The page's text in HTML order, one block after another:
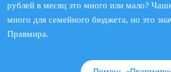
рублей в месяц это много или мало?
много для семейного бюджета, но это
Правмира.